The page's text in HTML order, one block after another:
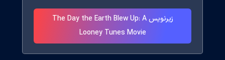
زیرنویس The Day the Earth Blew Up: A
Looney Tunes Movie